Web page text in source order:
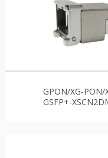
GPON/XG-
GSFP+-